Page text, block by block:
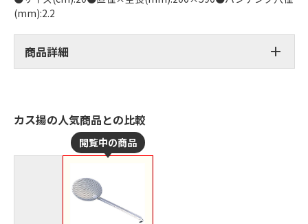
(mm):2.2
商品詳細
カス揚の人気商品との比較